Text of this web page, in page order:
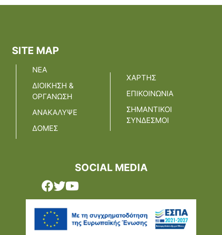
SITE MAP
ΝΕΑ
ΔΙΟΙΚΗΣΗ &
ΟΡΓΑΝΩΣΗ
ΑΝΑΚΑΛΥΨΕ
ΔΟΜΕΣ
ΧΑΡΤΗΣ
ΕΠΙΚΟΙΝΩΝΙΑ
ΣΗΜΑΝΤΙΚΟΙ
ΣΥΝΔΕΣΜΟΙ
SOCIAL MEDIA